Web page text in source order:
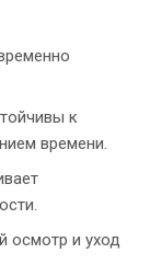
к
времени.
осмотр и уход